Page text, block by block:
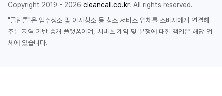
Copyright 2019 - 2026 cleancall.co.kr. All rights reserved.
"클린콜"은 입주청소 및 이사청소 등 청소 서비스 업체를 소비자에게 연결해
주는 지역 기반 중개 플랫폼이며, 서비스 계약 및 분쟁에 대한 책임은 해당 업
체에 있습니다.